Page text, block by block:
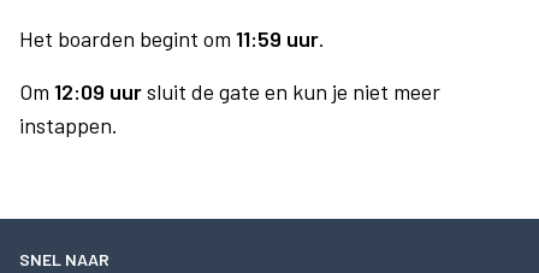
Het boarden begint om 11:59 uur.
Om 12:09 uursluit de gate en kun je niet meer
instappen.
SNEL NAAR